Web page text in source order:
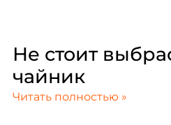
Не стоит
чайник
Читать полностью »